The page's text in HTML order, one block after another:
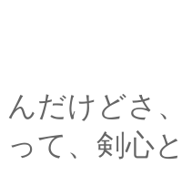
「俺さ
んだけどさ
って、剣心